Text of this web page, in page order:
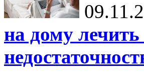
на дому